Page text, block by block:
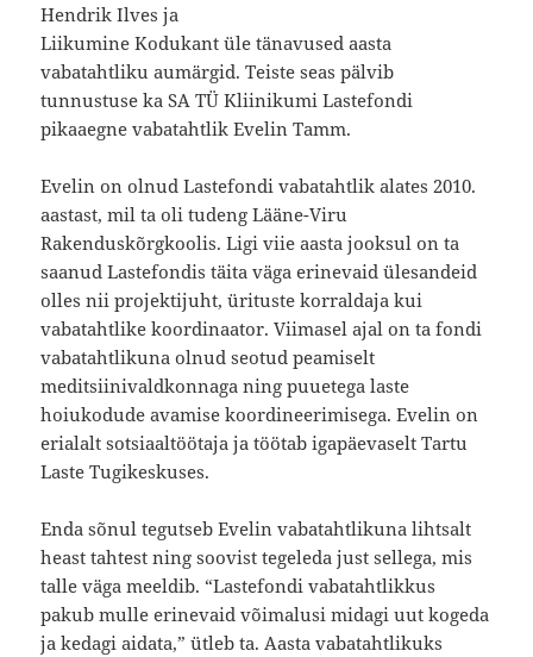
Hendrik Ilves ja
Liikumine Kodukant üle tänavused aasta
vabatahtliku aumärgid. Teiste seas pälvib
tunnustuse ka SA TÜ Kliinikumi Lastefondi
pikaaegne vabatahtlik Evelin Tamm.
Evelin on olnud Lastefondi vabatahtlik alates 2010.
aastast, mil ta oli tudeng Lääne-Viru
Rakenduskõrgkoolis. Ligi viie aasta jooksul on ta
saanud Lastefondis täita väga erinevaid ülesandeid
olles nii projektijuht, ürituste korraldaja kui
vabatahtlike koordinaator. Viimasel ajal on ta fondi
vabatahtlikuna olnud seotud peamiselt
meditsiinivaldkonnaga ning puuetega laste
hoiukodude avamise koordineerimisega. Evelin on
erialalt sotsiaaltöötaja ja töötab igapäevaselt Tartu
Laste Tugikeskuses.
Enda sõnul tegutseb Evelin vabatahtlikuna lihtsalt
heast tahtest ning soovist tegeleda just sellega, mis
talle väga meeldib. “Lastefondi vabatahtlikkus
pakub mulle erinevaid võimalusi midagi uut kogeda
ja kedagi aidata,” ütleb ta. Aasta vabatahtlikuks